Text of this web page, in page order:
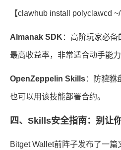
【clawhub install polyclawcd
Almanak SDK ：高阶玩家必
最高收益率，非常适合动手能
OpenZeppelin Skills：防貔貅
也可以用该技能部署合约。
四、Skills安全指南：别让
Bitget Wallet前阵子发布了一